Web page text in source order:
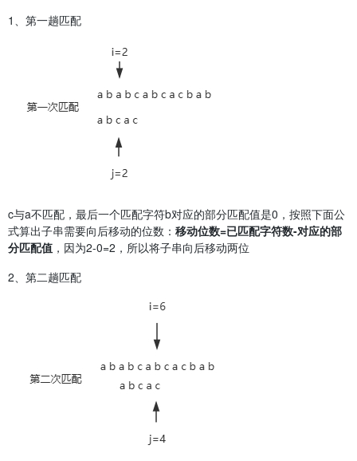
1、第一趟匹配
c与a不匹配，最后一个匹配字符b对应的部分匹配值是0，按照下面公
式算出子串需要向后移动的位数： 移动位数=已匹配字符数-对应的部
分匹配值 ，因为2-0=2，所以将子串向后移动两位
2、第二趟匹配